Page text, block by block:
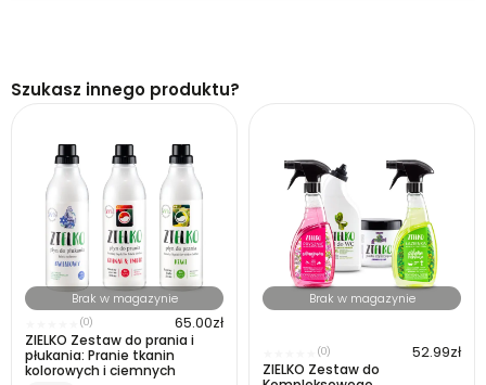
Szukasz innego produktu?
Brak w magazynie
(0) 65.00zł
ZIELKO Zestaw do prania i
płukania: Pranie tkanin
kolorowych i ciemnych
Brak w magazynie
(0) 52.99zł
ZIELKO Zestaw do